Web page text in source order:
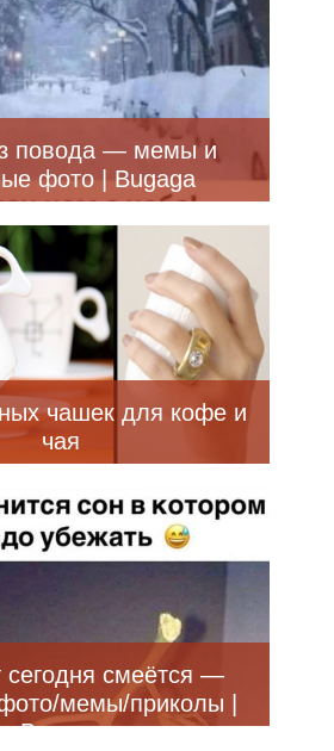
повода — мемы и
фото | Bugaga
чашек для кофе и
чая
сегодня смеётся —
мемы/приколы |
Bugaga